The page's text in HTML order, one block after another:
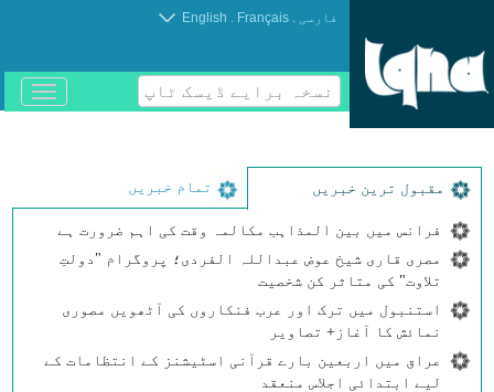
فارسی .
Français
.
English
نسخہ برایے ڈیسک ٹاپ
باز
و
مقبول ترین خبریں تمام خبریں
فرانس میں بین المذاہب مکالمہ وقت کی اہم ضرورت ہے
مصری قاری شیخ عوض عبداللہ الفردی؛ پروگرام "دولتِ
تلاوت" کی متاثر کن شخصیت
استنبول میں ترک اور عرب فنکاروں کی آٹھویں مصوری
نمائش کا آغاز+ تصاویر
عراق میں اربعین بارے قرآنی اسٹیشنز کے انتظامات کے
لیے ابتدائی اجلاس منعقد